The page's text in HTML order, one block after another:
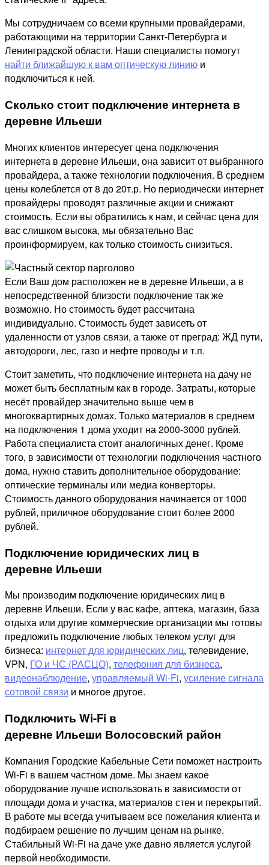
Мы сотрудничаем со всеми крупными провайдерами,
работающими на территории Санкт-Петербурга и
Ленинградской области. Наши специалисты помогут
найти ближайшую к вам оптическую линию и
подключиться к ней.
Сколько стоит подключение интернета в
деревне Ильеши
Многих клиентов интересует цена подключения
интернета в деревне Ильеши, она зависит от выбранного
провайдера, а также технологии подключения. В среднем
цены колеблется от 8 до 20т.р. Но периодически интернет
провайдеры проводят различные акции и снижают
стоимость. Если вы обратились к нам, и сейчас цена для
вас слишком высока, мы обязательно Вас
проинформируем, как только стоимость снизиться.
Если Ваш дом расположен не в деревне Ильеши, а в
непосредственной близости подключение так же
возможно. Но стоимость будет рассчитана
индивидуально. Стоимость будет зависеть от
удаленности от узлов связи, а также от преград: ЖД пути,
автодороги, лес, газо и нефте проводы и т.п.
Стоит заметить, что подключение интернета на дачу не
может быть бесплатным как в городе. Затраты, которые
несёт провайдер значительно выше чем в
многоквартирных домах. Только материалов в среднем
на подключения 1 дома уходит на 2000-3000 рублей.
Работа специалиста стоит аналогичных денег. Кроме
того, в зависимости от технологии подключения частного
дома, нужно ставить дополнительное оборудование:
оптические терминалы или медиа конверторы.
Стоимость данного оборудования начинается от 1000
рублей, приличное оборудование стоит более 2000
рублей.
Подключение юридических лиц в
деревне Ильеши
Мы производим подключение юридических лиц в
деревне Ильеши. Если у вас кафе, аптека, магазин, база
отдыха или другие коммерческие организации мы готовы
предложить подключение любых телеком услуг для
бизнеса: интернет для юридических лиц, телевидение,
VPN, ГО и ЧС (РАСЦО), телефония для бизнеса,
видеонаблюдение, управляемый Wi-Fi, усиление сигнала
сотовой связи и многое другое.
Подключить Wi-Fi в
деревне Ильеши Волосовский район
Компания Городские Кабельные Сети поможет настроить
Wi-Fi в вашем частном доме. Мы знаем какое
оборудование лучше использовать в зависимости от
площади дома и участка, материалов стен и перекрытий.
В работе мы всегда учитываем все пожелания клиента и
подбираем решение по лучшим ценам на рынке.
Стабильный Wi-Fi на даче уже давно является услугой
первой необходимости.